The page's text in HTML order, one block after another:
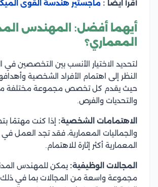
أقرأ ايضا : ماجستير هندسة القوى
أيهما أفضل: المهندس
المعماري؟
لتحديد الاختيار الأنسب بين التخصصين في
النظر إلى اهتمام الأفراد الشخصية
حيث يقدم كل تخصص مجموعة مختلفة من
والتحديات والفرص.
الاهتمامات الشخصية: إذا كنت مهتمًا
والجماليات المعمارية، فقد تجد العمل
المعمارية أكثر إثارة للاهتمام.
المجالات الوظيفية: يمكن للمهندس
مجموعة واسعة من المجالات بما في ذلك